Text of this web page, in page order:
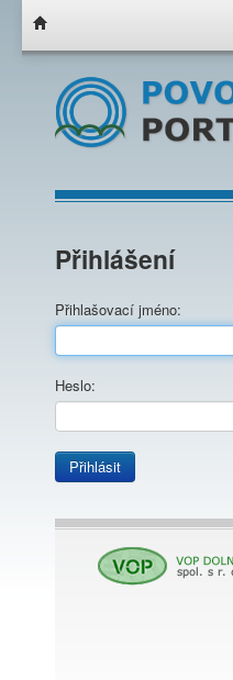
Přihlášení
Přihlašovací jméno:
Heslo:
Přihlásit